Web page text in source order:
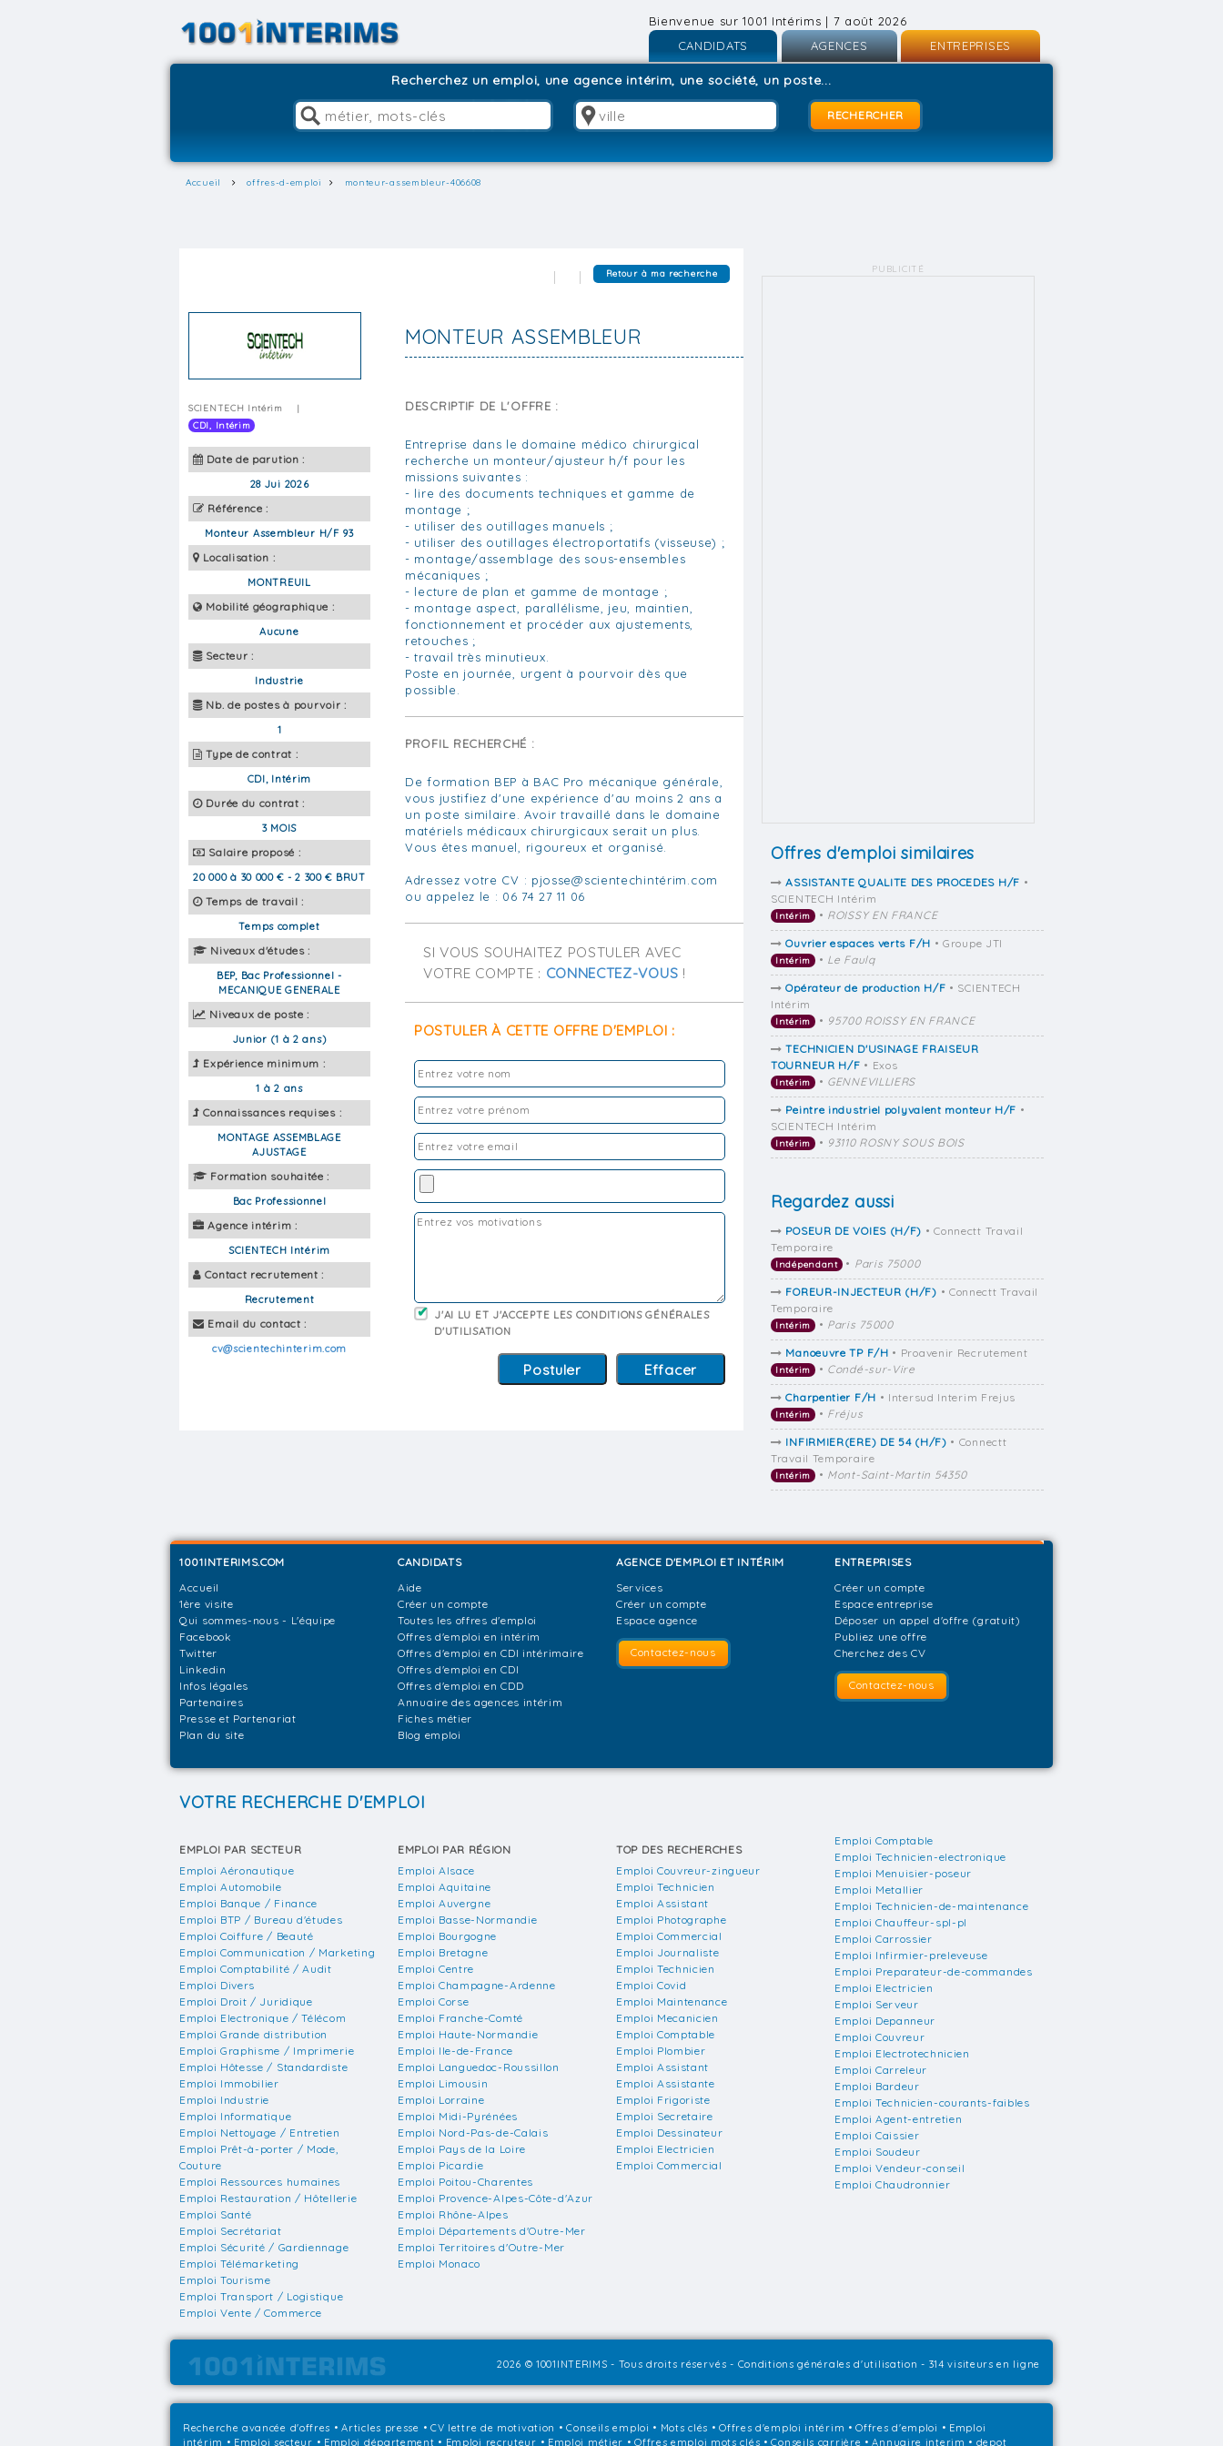
Bienvenue sur 1001 Intérims | 7 août 2026
CANDIDATS
Inscription
AGENCES
Inscription
Connexion
ENTREPRISES
Recherchez un emploi, une agence intérim, une société, un poste...
Accueil offres-d-emploi monteur-assembleur-406608
Retour à ma recherche
MONTEUR ASSEMBLEUR
SCIENTECH Intérim
|
CDI, Intérim
Date de parution :
28 Jui 2026
Référence :
Monteur Assembleur H/F 93
Localisation :
MONTREUIL
Mobilité géographique :
Aucune
Secteur :
Industrie
Nb. de postes à pourvoir :
1
Type de contrat :
CDI, Intérim
Durée du contrat :
3 MOIS
Salaire proposé :
20 000 à 30 000 € - 2 300 € BRUT
Temps de travail :
Temps complet
Niveaux d'études :
BEP, Bac Professionnel -
MECANIQUE GENERALE
Niveaux de poste :
Junior (1 à 2 ans)
Expérience minimum :
1 à 2 ans
Connaissances requises :
MONTAGE ASSEMBLAGE
AJUSTAGE
Formation souhaitée :
Bac Professionnel
Agence intérim :
SCIENTECH Intérim
Contact recrutement :
Recrutement
Email du contact :
cv@scientechinterim.com
DESCRIPTIF DE L'OFFRE :
Entreprise dans le domaine médico chirurgical
recherche un monteur/ajusteur h/f pour les
missions suivantes :
- lire des documents techniques et gamme de
montage ;
- utiliser des outillages manuels ;
- utiliser des outillages électroportatifs (visseuse) ;
- montage/assemblage des sous-ensembles
mécaniques ;
- lecture de plan et gamme de montage ;
- montage aspect, parallélisme, jeu, maintien,
fonctionnement et procéder aux ajustements,
retouches ;
- travail très minutieux.
Poste en journée, urgent à pourvoir dès que
possible.
PROFIL RECHERCHÉ :
De formation BEP à BAC Pro mécanique générale,
vous justifiez d'une expérience d'au moins 2 ans a
un poste similaire. Avoir travaillé dans le domaine
matériels médicaux chirurgicaux serait un plus.
Vous êtes manuel, rigoureux et organisé.
Adressez votre CV : pjosse@scientechintérim.com
ou appelez le : 06 74 27 11 06
SI VOUS SOUHAITEZ POSTULER AVEC
VOTRE COMPTE : CONNECTEZ-VOUS !
POSTULER À CETTE OFFRE D'EMPLOI :
J'AI LU ET J'ACCEPTE LES CONDITIONS GÉNÉRALES
D'UTILISATION
PUBLICITÉ
Offres d'emploi similaires
ASSISTANTE QUALITE DES PROCEDES H/F •
SCIENTECH Intérim
Intérim • ROISSY EN FRANCE
Ouvrier espaces verts F/H • Groupe JTI
Intérim • Le Faulq
Opérateur de production H/F • SCIENTECH
Intérim
Intérim • 95700 ROISSY EN FRANCE
TECHNICIEN D'USINAGE FRAISEUR
TOURNEUR H/F • Exos
Intérim • GENNEVILLIERS
Peintre industriel polyvalent monteur H/F •
SCIENTECH Intérim
Intérim • 93110 ROSNY SOUS BOIS
Regardez aussi
POSEUR DE VOIES (H/F) • Connectt Travail
Temporaire
Indépendant • Paris 75000
FOREUR-INJECTEUR (H/F) • Connectt Travail
Temporaire
Intérim • Paris 75000
Manoeuvre TP F/H • Proavenir Recrutement
Intérim • Condé-sur-Vire
Charpentier F/H • Intersud Interim Frejus
Intérim • Fréjus
INFIRMIER(ERE) DE 54 (H/F) • Connectt
Travail Temporaire
Intérim • Mont-Saint-Martin 54350
1001INTERIMS.COM
Accueil
1ère visite
Qui sommes-nous - L'équipe
Facebook
Twitter
Linkedin
Infos légales
Partenaires
Presse et Partenariat
Plan du site
CANDIDATS
Aide
Créer un compte
Toutes les offres d'emploi
Offres d'emploi en intérim
Offres d'emploi en CDI intérimaire
Offres d'emploi en CDI
Offres d'emploi en CDD
Annuaire des agences intérim
Fiches métier
Blog emploi
AGENCE D'EMPLOI ET INTÉRIM
Services
Créer un compte
Espace agence
Contactez-nous
ENTREPRISES
Créer un compte
Espace entreprise
Déposer un appel d'offre (gratuit)
Publiez une offre
Cherchez des CV
Contactez-nous
VOTRE RECHERCHE D'EMPLOI
EMPLOI PAR SECTEUR
Emploi Aéronautique
Emploi Automobile
Emploi Banque / Finance
Emploi BTP / Bureau d'études
Emploi Coiffure / Beauté
Emploi Communication / Marketing
Emploi Comptabilité / Audit
Emploi Divers
Emploi Droit / Juridique
Emploi Electronique / Télécom
Emploi Grande distribution
Emploi Graphisme / Imprimerie
Emploi Hôtesse / Standardiste
Emploi Immobilier
Emploi Industrie
Emploi Informatique
Emploi Nettoyage / Entretien
Emploi Prêt-à-porter / Mode,
Couture
Emploi Ressources humaines
Emploi Restauration / Hôtellerie
Emploi Santé
Emploi Secrétariat
Emploi Sécurité / Gardiennage
Emploi Télémarketing
Emploi Tourisme
Emploi Transport / Logistique
Emploi Vente / Commerce
EMPLOI PAR RÉGION
Emploi Alsace
Emploi Aquitaine
Emploi Auvergne
Emploi Basse-Normandie
Emploi Bourgogne
Emploi Bretagne
Emploi Centre
Emploi Champagne-Ardenne
Emploi Corse
Emploi Franche-Comté
Emploi Haute-Normandie
Emploi Ile-de-France
Emploi Languedoc-Roussillon
Emploi Limousin
Emploi Lorraine
Emploi Midi-Pyrénées
Emploi Nord-Pas-de-Calais
Emploi Pays de la Loire
Emploi Picardie
Emploi Poitou-Charentes
Emploi Provence-Alpes-Côte-d'Azur
Emploi Rhône-Alpes
Emploi Départements d'Outre-Mer
Emploi Territoires d'Outre-Mer
Emploi Monaco
TOP DES RECHERCHES
Emploi Couvreur-zingueur
Emploi Technicien
Emploi Assistant
Emploi Photographe
Emploi Commercial
Emploi Journaliste
Emploi Technicien
Emploi Covid
Emploi Maintenance
Emploi Mecanicien
Emploi Comptable
Emploi Plombier
Emploi Assistant
Emploi Assistante
Emploi Frigoriste
Emploi Secretaire
Emploi Dessinateur
Emploi Electricien
Emploi Commercial
Emploi Comptable
Emploi Technicien-electronique
Emploi Menuisier-poseur
Emploi Metallier
Emploi Technicien-de-maintenance
Emploi Chauffeur-spl-pl
Emploi Carrossier
Emploi Infirmier-preleveuse
Emploi Preparateur-de-commandes
Emploi Electricien
Emploi Serveur
Emploi Depanneur
Emploi Couvreur
Emploi Electrotechnicien
Emploi Carreleur
Emploi Bardeur
Emploi Technicien-courants-faibles
Emploi Agent-entretien
Emploi Caissier
Emploi Soudeur
Emploi Vendeur-conseil
Emploi Chaudronnier
2026 © 1001INTERIMS - Tous droits réservés - Conditions générales d'utilisation - 314 visiteurs en ligne
Recherche avancée d'offres •Articles presse • CV lettre de motivation •Conseils emploi • Mots clés •Offres d'emploi intérim •Offres d'emploi • Emploi
intérim • Emploi secteur • Emploi département • Emploi recruteur • Emploi métier •Offres emploi mots clés •Conseils carrière •Annuaire interim • depot